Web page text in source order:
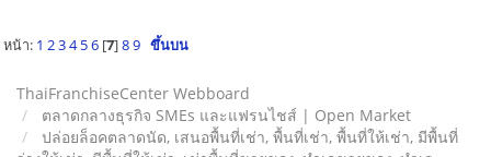
หน้า: 1 2 3 4 5 6[7]8 9 ขึ้นบน
ThaiFranchiseCenter Webboard
ตลาดกลางธุรกิจ SMEs และแฟรนไชส์ | Open Market
ปล่อยล็อคตลาดนัด, เสนอพื้นที่เช่า, พื้นที่เช่า, พื้นที่ให้เช่า, มีพื้นที่